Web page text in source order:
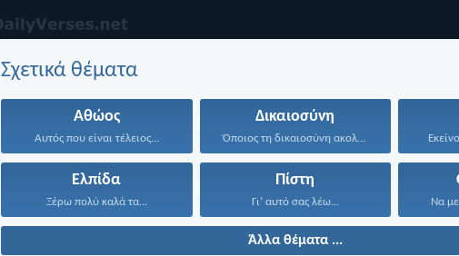
Σχετικά θέματα
Αθώος
Αυτός που είναι τέλειος...
Δικαιοσύνη
Ελπίδα
Ξέρω πολύ καλά τα...
Πίστη
Γι’ αυτό σας λέω... Να
Άλλα θέματα ...